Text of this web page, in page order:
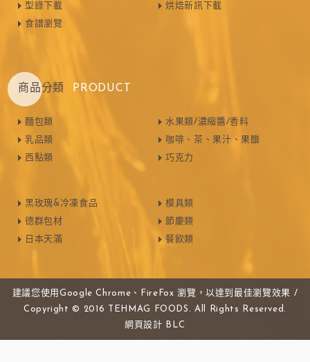
型錄下載
食譜瀏覽
烘焙新訊下載
商品分類 PRODUCT
麵包類
乳品類
西點類
水果類/濃縮醬/香料
咖啡、茶、果汁、果醋
巧克力
黑玫瑰&冷凍食品
德群包材
日本天滿
模具類
節慶類
餐飲類
建議您使用Google Chrome、FireFox 瀏覽，以達到最佳瀏覽效果 /
Copyright © 2016 TEHMAG FOODS. All Rights Reserved.
網頁設計 BLC